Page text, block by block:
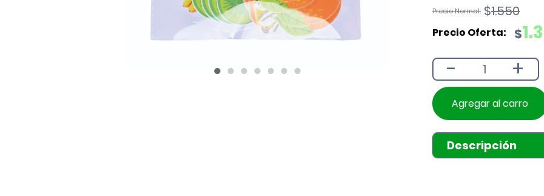
$1.550
El
original
$1.550.
$
El
actual
$1.390.
- +
Agregar al carro
Descripción